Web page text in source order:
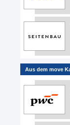
Aus dem move